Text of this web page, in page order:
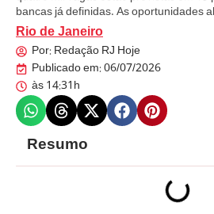
bancas já definidas. As oportunidades
Rio de Janeiro
Por: Redação RJ Hoje
Publicado em:06/07/2026
às14:31h
Resumo